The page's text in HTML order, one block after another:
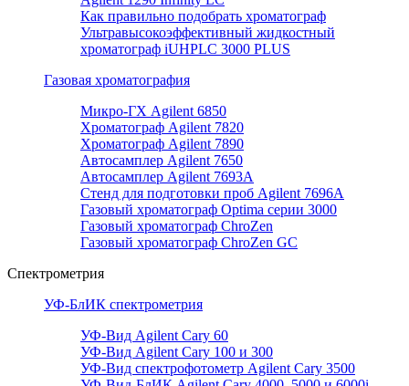
Как правильно подобрать хроматограф
Ультравысокоэффективный жидкостный
хроматограф iUHPLC 3000 PLUS
Газовая хроматография
Микро-ГХ Agilent 6850
Хроматограф Agilent 7820
Хроматограф Agilent 7890
Автосамплер Agilent 7650
Автосамплер Agilent 7693A
Стенд для подготовки проб Agilent 7696А
Газовый хроматограф Optima серии 3000
Газовый хроматограф ChroZen
Газовый хроматограф ChroZen GC
Спектрометрия
УФ-БлИК спектрометрия
УФ-Вид Agilent Cary 60
УФ-Вид Agilent Cary 100 и 300
УФ-Вид спектрофотометр Agilent Cary 3500